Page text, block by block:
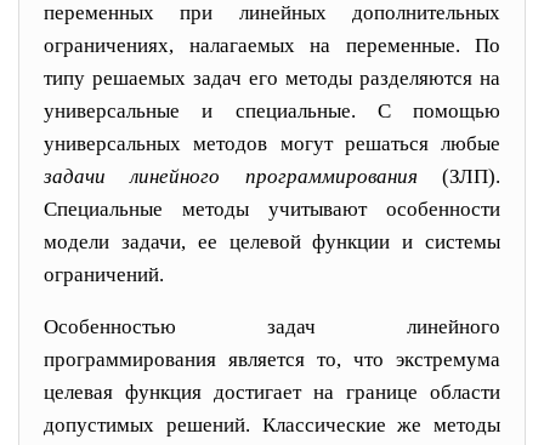
переменных при линейных дополнительных
ограничениях, налагаемых на переменные. По
типу решаемых задач его методы разделяются на
универсальные и специальные. С помощью
универсальных методов могут решаться любые
задачи линейного программирования (ЗЛП).
Специальные методы учитывают особенности
модели задачи, ее целевой функции и системы
ограничений.
Особенностью задач линейного
программирования является то, что экстремума
целевая функция достигает на границе области
допустимых решений. Классические же методы